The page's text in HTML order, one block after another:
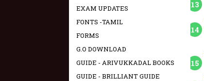
EXAM UPDATES
FONTS -TAMIL
FORMS
G.O DOWNLOAD
GUIDE - ARIVUKKADAL BOOKS
GUIDE - BRILLIANT GUIDE